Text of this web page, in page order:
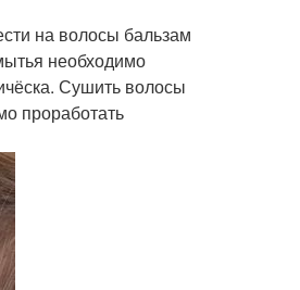
на волосы бальзам
необходимо
Сушить волосы
проработать